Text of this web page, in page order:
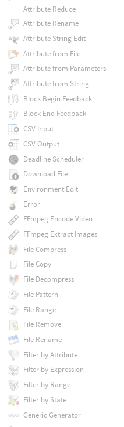
Attribute Reduce
Attribute Rename
Attribute String Edit
Attribute from File
Attribute from Parameters
Attribute from String
Block Begin Feedback
Block End Feedback
CSV Input
CSV Output
Deadline Scheduler
Download File
Environment Edit
Error
FFmpeg Encode Video
FFmpeg Extract Images
File Compress
File Copy
File Decompress
File Pattern
File Range
File Remove
File Rename
Filter by Attribute
Filter by Expression
Filter by Range
Filter by State
Generic Generator